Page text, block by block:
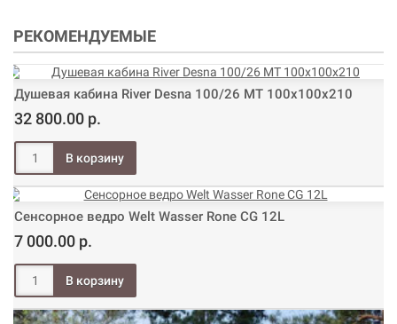
РЕКОМЕНДУЕМЫЕ
Душевая кабина River Desna 100/26 МТ 100х100х210
32 800.00 р.
Сенсорное ведро Welt Wasser Rone CG 12L
7 000.00 р.